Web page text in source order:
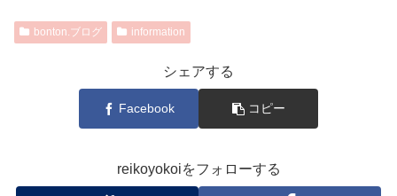
bonton.ブログ information
シェアする
Facebook コピー
reikoyokoiをフォローする